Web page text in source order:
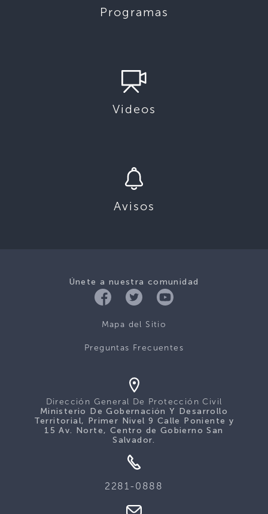
Programas
Videos
Avisos
Únete a nuestra comunidad
Mapa del Sitio
Preguntas Frecuentes
Dirección General De Protección Civil
Ministerio De Gobernación Y Desarrollo
Territorial, Primer Nivel 9 Calle Poniente y
15 Av. Norte, Centro de Gobierno San
Salvador.
2281-0888